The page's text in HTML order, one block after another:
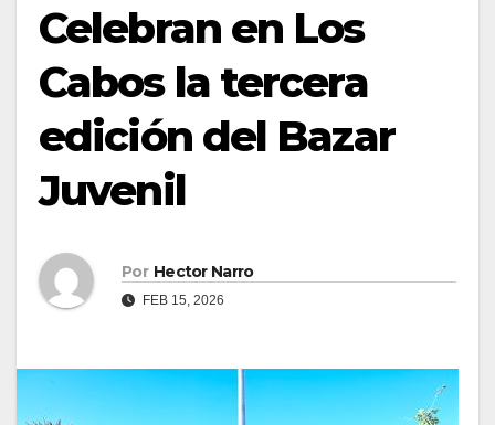
Celebran en Los
Cabos la tercera
edición del Bazar
Juvenil
Por Hector Narro
FEB 15, 2026